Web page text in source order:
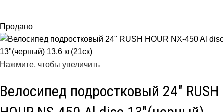
Продано
Нажмите, чтобы увеличить
Велосипед подростковый 24″ RUSH